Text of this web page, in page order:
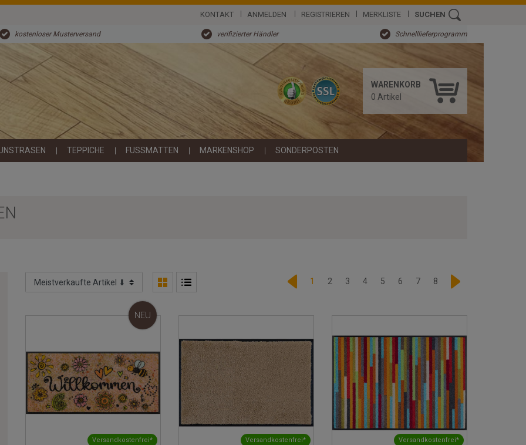
KONTAKT ANMELDEN REGISTRIEREN MERKLISTE SUCHEN
kostenloser Musterversand verifizierter Händler Schnelllieferprogramm
WARENKORB
0 Artikel
TEPPICHE FUSSMATTEN MARKENSHOP SONDERPOSTEN
1 2 3 4 5 6 7 8
Versandkostenfrei*
NEU
Versandkostenfrei* Versandkostenfrei*